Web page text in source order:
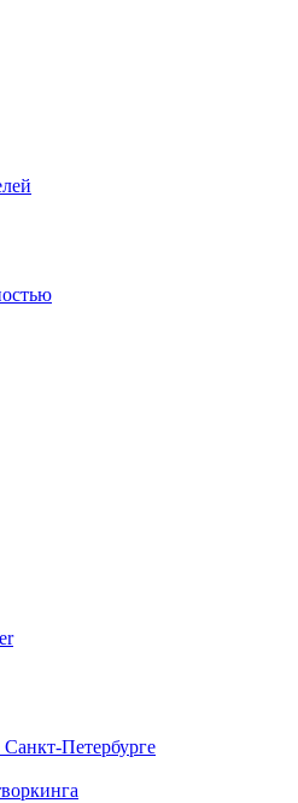
Петербурге